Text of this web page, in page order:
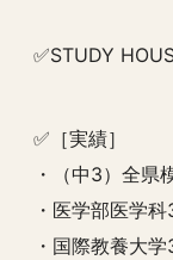
✅STUDY
✅［実績］
・（中3）全県
・医学部医学
・国際教養大